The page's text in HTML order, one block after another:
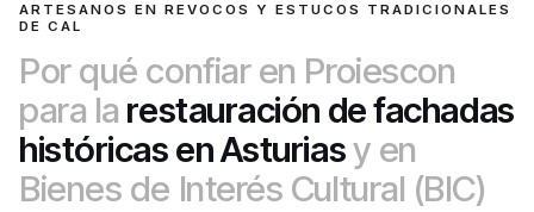
ARTESANOS EN REVOCOS Y ESTUCOS TRADICIONALES
DE CAL
Por qué confiar en Proiescon
para la restauración de fachadas
históricas en Asturiasy en
Bienes de Interés Cultural (BIC)